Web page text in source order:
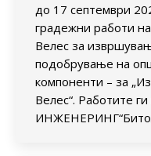
до 17 септември
градежни работи на
Велес за
подобрување на
компоненти – за
Велес“. Работите